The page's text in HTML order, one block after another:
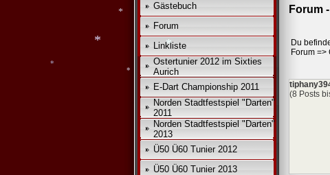
Gästebuch
Forum
Linkliste
Ostertunier 2012 im Sixties
Aurich
E-Dart Championship 2011
Norden Stadtfestspiel "Darten"
2011
Norden Stadtfestspiel "Darten"
2013
Ü50 Ü60 Tunier 2012
Ü50 Ü60 Tunier 2013
Forum
Du
Forum =>
(8 Posts
*
*